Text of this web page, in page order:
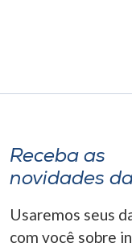
A+
Receba as
novidades
Usaremos seus
com você sobre